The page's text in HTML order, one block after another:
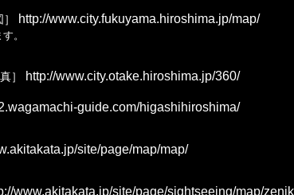
http://www.city.fukuyama.hiroshima.jp/map/
。
］ http://www.city.otake.hiroshima.jp/360/
guide.com/higashihiroshima/
site/page/map/map/
www.akitakata.jp/site/page/sightseeing/map/